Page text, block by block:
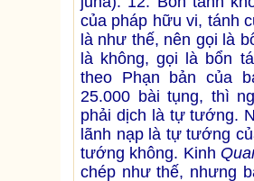
của pháp hữu vi, tánh
là như thế, nên gọi là
là không, gọi là bổn
theo Phạn bản của
25.000 bài tụng, thì
phải dịch là tự tướng.
lãnh nạp là tự tướng
tướng không. Kinh
chép như thế, nhưng